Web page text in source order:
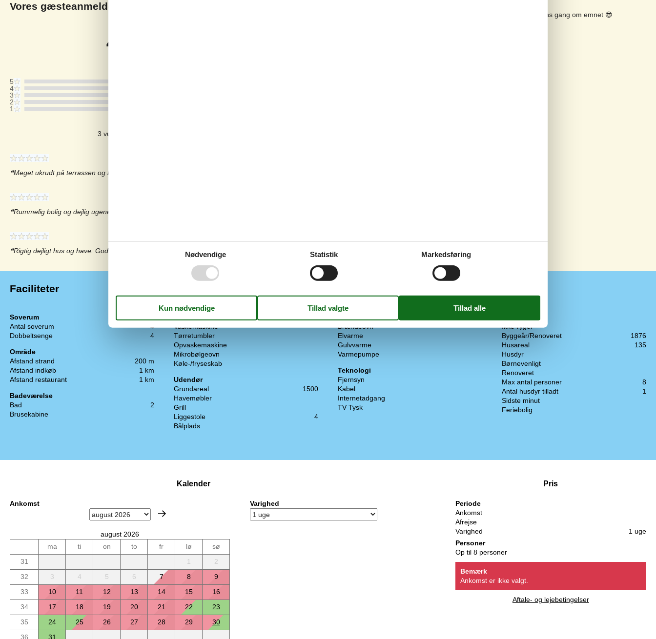
Vores gæsteanmeldelser
4,0
5
4
3
2
1
3 vurderinger har kommentarer på dansk.
Meget ukrudt på terrassen og lige når man kommer ind i bedet - giver en forladt følelse
Rummelig bolig og dejlig ugeneret have. Perfekt placering på øen, roligt kvarter.
Rigtig dejligt hus og have. Godt udstyret med køkkengrej, spil og læsestof.
Se solens gang om emnet 😎
Faciliteter
Soverum
Antal soverum
4
Dobbeltsenge
4
Område
Afstand strand
200 m
Afstand indkøb
1 km
Afstand restaurant
1 km
Badeværelse
Bad
2
Brusekabine
Hårde Hvidevare
Vaskemaskine
Tørretumbler
Opvaskemaskine
Mikrobølgeovn
Køle-/fryseskab
Udendør
Grundareal
1500
Havemøbler
Grill
Liggestole
4
Bålplads
Opvarmning
Brændeovn
Elvarme
Gulvvarme
Varmepumpe
Teknologi
Fjernsyn
Kabel
Internetadgang
TV Tysk
Ikke-ryger
Byggeår/Renoveret
1876
Husareal
135
Husdyr
Børnevenligt
Renoveret
Max antal personer
8
Antal husdyr tilladt
1
Sidste minut
Feriebolig
Kalender
Ankomst
august 2026
ma
ti on to fr lø
sø
31
1
2
32
3 4 5 6 7 8
9
33
10 11 12 13 14 15
16
34
17 18 19 20 21 22
23
35
24 25 26 27 28 29
30
36
31
Varighed
Pris
Periode
Ankomst
Afrejse
Varighed
1 uge
Personer
Op til 8 personer
Bemærk
Ankomst er ikke valgt.
Aftale- og lejebetingelser
Nødvendige Statistik Markedsføring